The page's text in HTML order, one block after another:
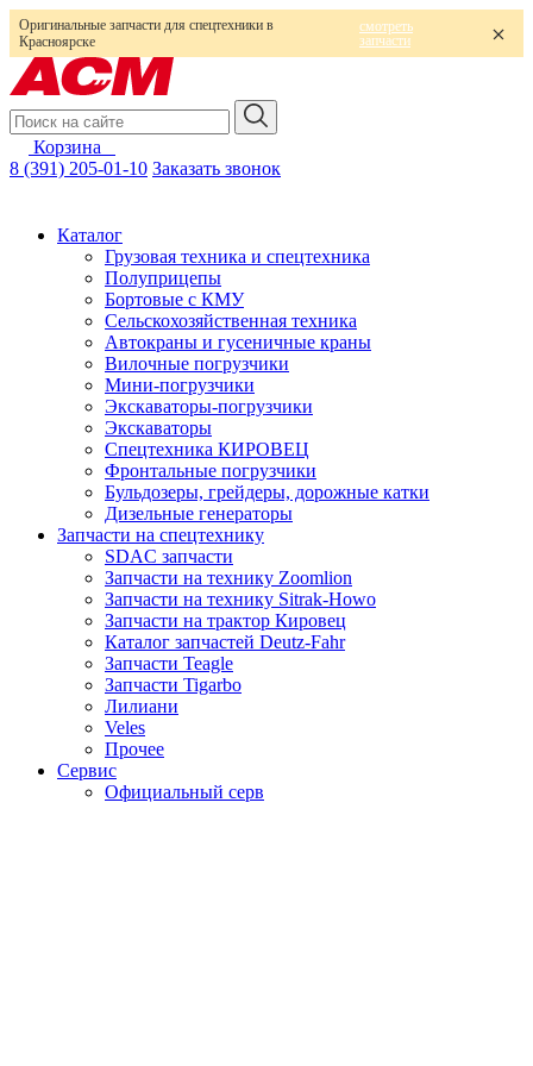
Оригинальные запчасти для спецтехники в
Красноярске
смотреть
запчасти
Корзина
8 (391) 205-01-10 Заказать звонок
Каталог
Грузовая техника и спецтехника
Полуприцепы
Бортовые с КМУ
Сельскохозяйственная техника
Автокраны и гусеничные краны
Вилочные погрузчики
Мини-погрузчики
Экскаваторы-погрузчики
Экскаваторы
Спецтехника КИРОВЕЦ
Фронтальные погрузчики
Бульдозеры, грейдеры, дорожные катки
Дизельные генераторы
Запчасти на спецтехнику
SDAC запчасти
Запчасти на технику Zoomlion
Запчасти на технику Sitrak-Howo
Запчасти на трактор Кировец
Каталог запчастей Deutz-Fahr
Запчасти Teagle
Запчасти Tigarbo
Лилиани
Veles
Прочее
Сервис
Официальный серв